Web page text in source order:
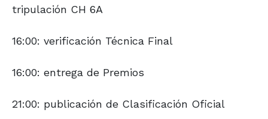
tripulación CH 6A
16:00: verificación Técnica Final
16:00: entrega de Premios
21:00: publicación de Clasificación Oficial